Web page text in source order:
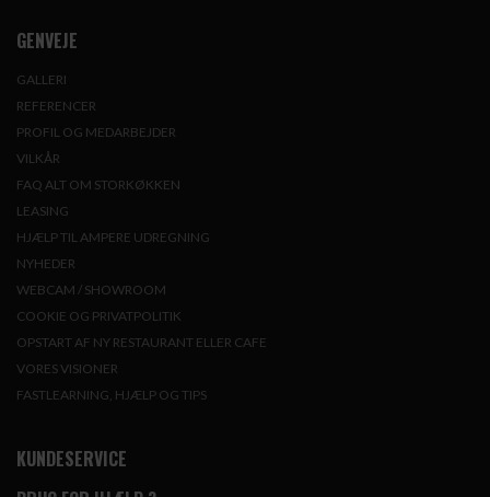
GENVEJE
GALLERI
REFERENCER
PROFIL OG MEDARBEJDER
VILKÅR
FAQ ALT OM STORKØKKEN
LEASING
HJÆLP TIL AMPERE UDREGNING
NYHEDER
WEBCAM / SHOWROOM
COOKIE OG PRIVATPOLITIK
OPSTART AF NY RESTAURANT ELLER CAFE
VORES VISIONER
FASTLEARNING, HJÆLP OG TIPS
KUNDESERVICE